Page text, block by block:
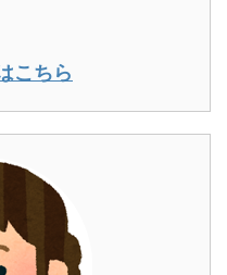
こちら